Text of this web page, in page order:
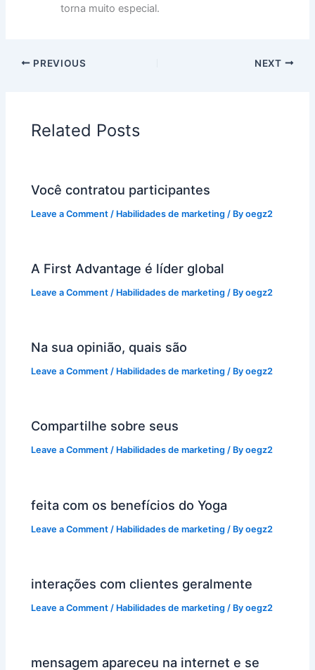
torna muito especial.
PREVIOUS NEXT
Related Posts
Você contratou participantes
Leave a Comment / Habilidades de marketing / Byoegz2
A First Advantage é líder global
Leave a Comment / Habilidades de marketing / Byoegz2
Na sua opinião, quais são
Leave a Comment / Habilidades de marketing / Byoegz2
Compartilhe sobre seus
Leave a Comment / Habilidades de marketing / Byoegz2
feita com os benefícios do Yoga
Leave a Comment / Habilidades de marketing / Byoegz2
interações com clientes geralmente
Leave a Comment / Habilidades de marketing / Byoegz2
mensagem apareceu na internet e se